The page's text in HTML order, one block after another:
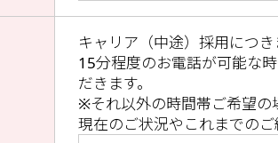
キャリア（中途）採用につ
15分程度のお電話が可能な
だきます。
※それ以外の時間帯ご希望の
現在のご状況やこれまでの